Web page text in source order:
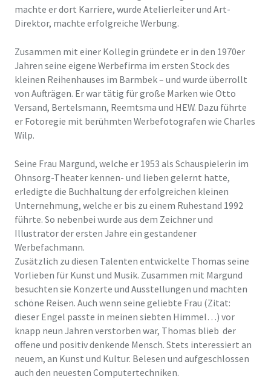
machte er dort Karriere, wurde Atelierleiter und Art-
Direktor, machte erfolgreiche Werbung.
Zusammen mit einer Kollegin gründete er in den 1970er
Jahren seine eigene Werbefirma im ersten Stock des
kleinen Reihenhauses im Barmbek – und wurde überrollt
von Aufträgen. Er war tätig für große Marken wie Otto
Versand, Bertelsmann, Reemtsma und HEW. Dazu führte
er Fotoregie mit berühmten Werbefotografen wie Charles
Wilp.
Seine Frau Margund, welche er 1953 als Schauspielerin im
Ohnsorg-Theater kennen- und lieben gelernt hatte,
erledigte die Buchhaltung der erfolgreichen kleinen
Unternehmung, welche er bis zu einem Ruhestand 1992
führte. So nebenbei wurde aus dem Zeichner und
Illustrator der ersten Jahre ein gestandener
Werbefachmann.
Zusätzlich zu diesen Talenten entwickelte Thomas seine
Vorlieben für Kunst und Musik. Zusammen mit Margund
besuchten sie Konzerte und Ausstellungen und machten
schöne Reisen. Auch wenn seine geliebte Frau (Zitat:
dieser Engel passte in meinen siebten Himmel…) vor
knapp neun Jahren verstorben war, Thomas blieb der
offene und positiv denkende Mensch. Stets interessiert an
neuem, an Kunst und Kultur. Belesen und aufgeschlossen
auch den neuesten Computertechniken.